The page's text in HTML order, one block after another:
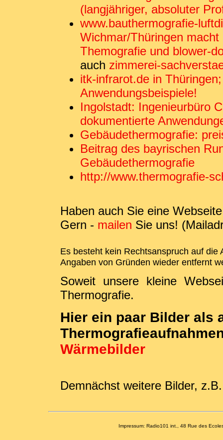
(langjähriger, absoluter
www.bauthermografie-
Wichmar/Thüringen
Themografie und blower-
auch zimmerei-
itk-infrarot.de in
Anwendungsbeispiele!
Ingolstadt: Ingenieurbüro
dokumentierte
Gebäudethermografie:
Beitrag des bayrischen
Gebäudethermografie
http://www.thermografie-
Haben auch Sie eine
Gern - mailen Sie uns!
Es besteht kein Rechtsanspruch auf
Angaben von Gründen wieder entfernt
Soweit unsere kleine
Thermografie.
Hier ein paar Bilder als
Wärmebilder
Demnächst weitere Bilder,
Impressum: Radio101 int., 48 Rue des